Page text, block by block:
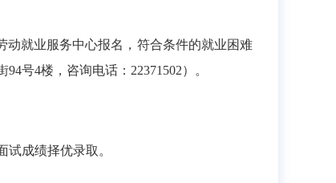
就业服务中心报名，符合条件的就业困难
号4楼，咨询电话：22371502）。
成绩择优录取。